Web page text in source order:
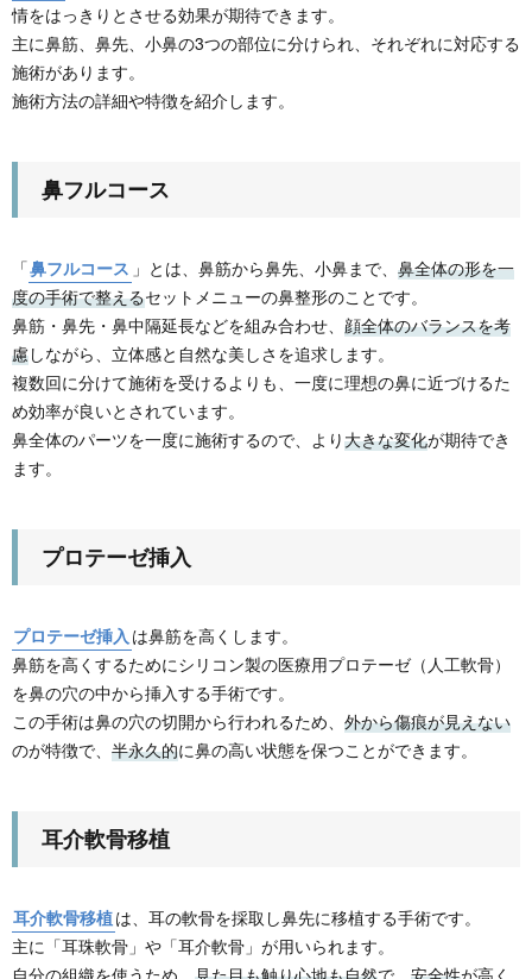
情をはっきりとさせる効果が期待できます。
主に鼻筋、鼻先、小鼻の3つの部位に分けられ、それぞれに対応する
施術があります。
施術方法の詳細や特徴を紹介します。
鼻フルコース
「鼻フルコース 」とは、鼻筋から鼻先、小鼻まで、 鼻全体の形を一
度の手術で整えるセットメニューの鼻整形のことです。
鼻筋・鼻先・鼻中隔延長などを組み合わせ、 顔全体のバランスを考
慮しながら、立体感と自然な美しさを追求します。
複数回に分けて施術を受けるよりも、一度に理想の鼻に近づけるた
め効率が良いとされています。
鼻全体のパーツを一度に施術するので、より大きな変化が期待でき
ます。
プロテーゼ挿入
プロテーゼ挿入 は鼻筋を高くします。
鼻筋を高くするためにシリコン製の医療用プロテーゼ（人工軟骨）
を鼻の穴の中から挿入する手術です。
この手術は鼻の穴の切開から行われるため、 外から傷痕が見えない
のが特徴で、 半永久的に鼻の高い状態を保つことができます。
耳介軟骨移植
耳介軟骨移植は、耳の軟骨を採取し鼻先に移植する手術です。
主に「耳珠軟骨」や「耳介軟骨」が用いられます。
自分の組織を使うため、 見た目も触り心地も自然で、 安全性が高く